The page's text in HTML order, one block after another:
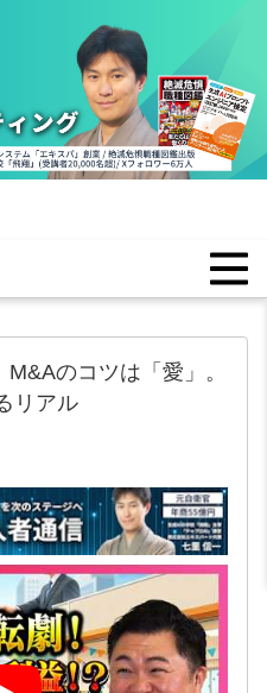
M&Aのコツは「愛」。
リアル